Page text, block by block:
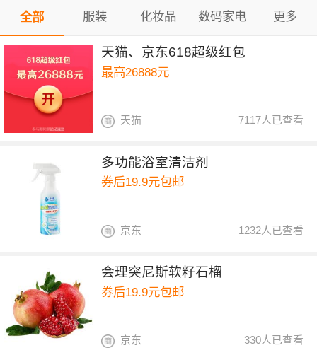
全部 服装 化妆品 数码家电 更多
天猫、京东618超级红包
最高26888元
7117人已查看
天猫
多功能浴室清洁剂
券后19.9元包邮
1232人已查看
京东
会理突尼斯软籽石榴
券后19.9元包邮
330人已查看
京东